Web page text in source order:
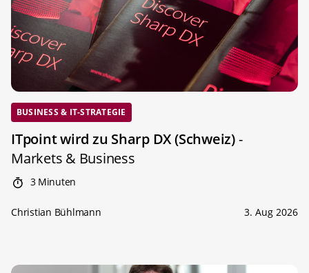
BUSINESS & IT-STRATEGIE
ITpoint wird zu Sharp DX (Schweiz)-
Markets & Business
3 Minuten
Christian Bühlmann 3. Aug 2026